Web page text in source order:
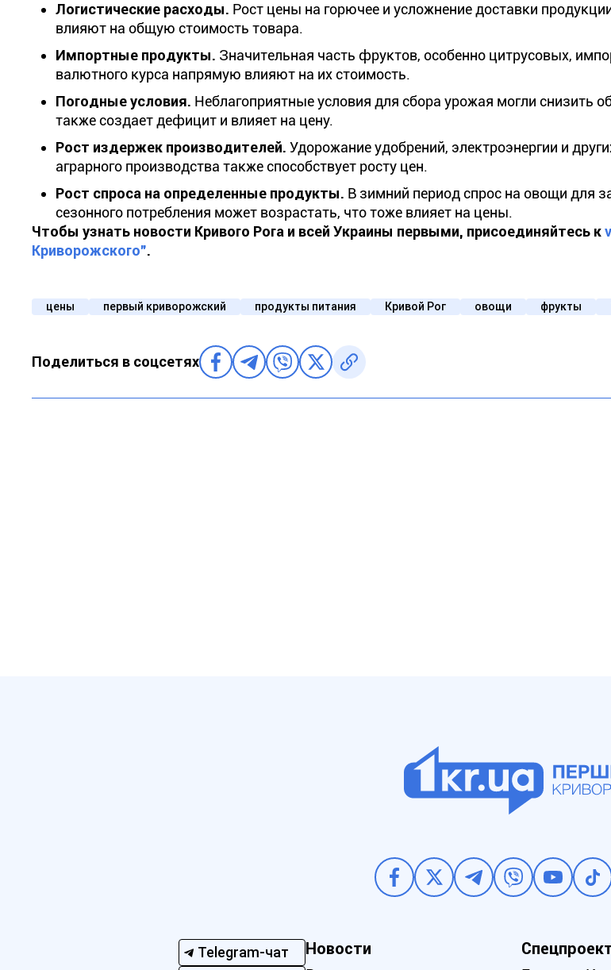
Логистические расходы. Рост цены на горючее и усложнение доставки
влияют на общую стоимость товара.
Импортные продукты. Значительная часть фруктов, особенно цитрусовых,
валютного курса напрямую влияют на их стоимость.
Погодные условия. Неблагоприятные условия для сбора урожая могли снизить
также создает дефицит и влияет на цену.
Рост издержек производителей. Удорожание удобрений, электроэнергии и
аграрного производства также способствует росту цен.
Рост спроса на определенные продукты. В зимний период спрос на овощи для
сезонного потребления может возрастать, что тоже влияет на цены.
Чтобы узнать новости Кривого Рога и всей Украины первыми, присоединяйтесь к
Криворожского".
цены первый криворожский продукты питания Кривой Рог овощи фрукты
Поделиться в соцсетях
Telegram-чат
Новости